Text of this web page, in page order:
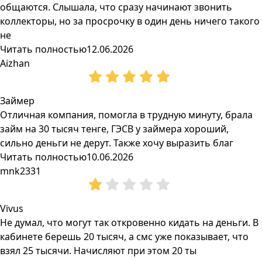
общаются. Слышала, что сразу начинают звонить
коллекторы, но за просрочку в один день ничего такого
не
Читать полностью12.06.2026
Aizhan
Займер
Отличная компания, помогла в трудную минуту, брала
займ на 30 тысяч тенге, ГЭСВ у займера хороший,
сильно деньги не дерут. Также хочу выразить благ
Читать полностью10.06.2026
mnk2331
Vivus
Не думал, что могут так откровенно кидать на деньги. В
кабинете берешь 20 тысяч, а смс уже показывает, что
взял 25 тысячи. Начисляют при этом 20 ты